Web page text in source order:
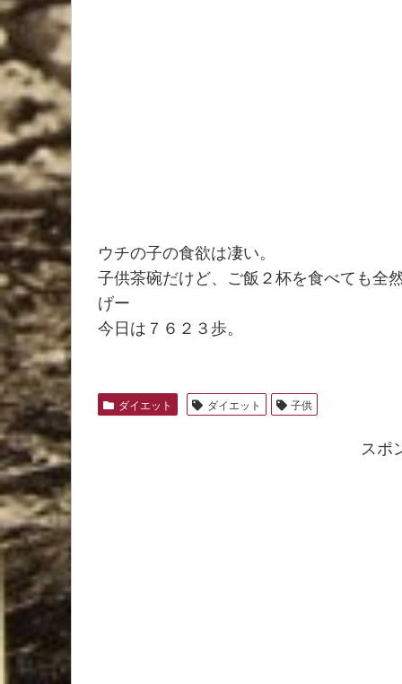
ウチの子の食欲は凄い。
子供茶碗だけど、ご飯２杯を食べても
げー
今日は７６２３歩。
ダイエット ダイエット 子供
スポ